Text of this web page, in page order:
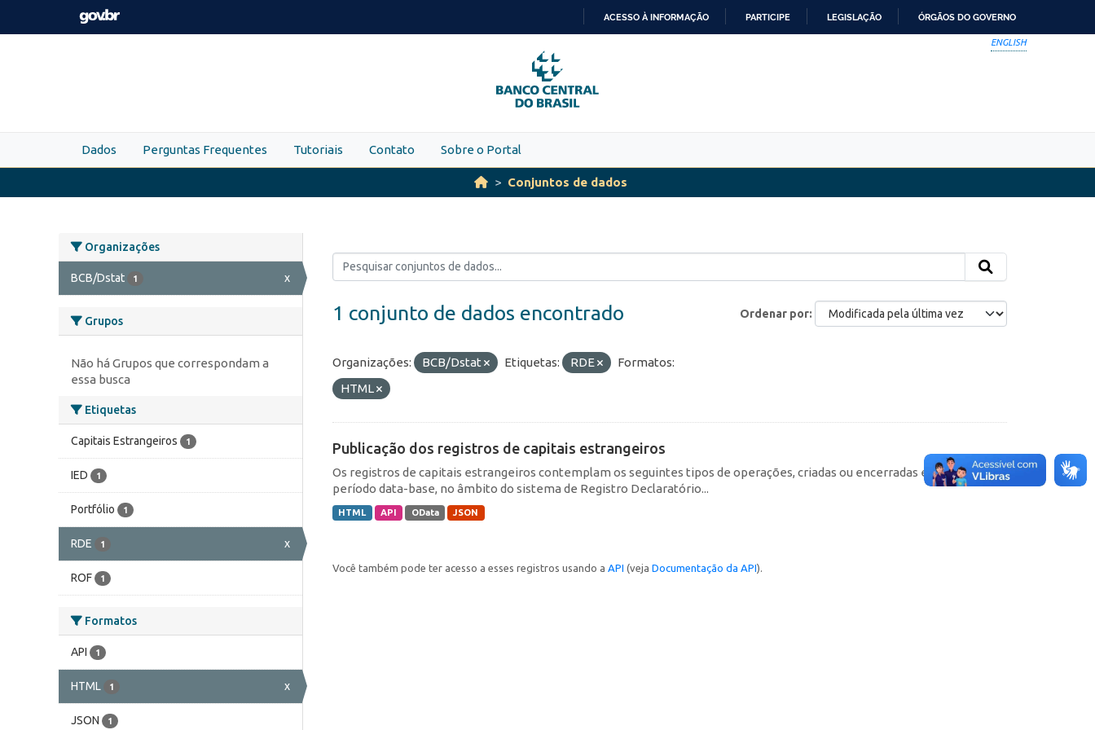
Skip to main content
PARA
O
CONTEÚDO
ACESSO À INFORMAÇÃO PARTICIPE LEGISLAÇÃO ÓRGÃOS DO GOVERNO
ENGLISH
Dados Perguntas Frequentes Tutoriais Contato Sobre o Portal
Conjuntos de dados
Organizações
BCB/Dstat 1 x
Grupos
Não há Grupos que correspondam a
essa busca
Etiquetas
Capitais Estrangeiros 1
IED 1
Portfólio 1
RDE 1 x
ROF 1
Formatos
API 1
HTML 1 x
JSON 1
Ordenar por
1 conjunto de dados encontrado
Organizações: BCB/Dstat Etiquetas: RDE
Formatos:
HTML
Publicação dos registros de capitais estrangeiros
Os registros de capitais estrangeiros contemplam os seguintes tipos de operações, criadas ou encerradas em cada
período data-base, no âmbito do sistema de Registro Declaratório...
HTML API OData JSON
Você também pode ter acesso a esses registros usando a API (veja Documentação da API).